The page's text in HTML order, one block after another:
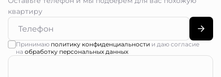
квартиру
Принимаю политику конфиденциальности и даю согласие
на обработку персональных данных